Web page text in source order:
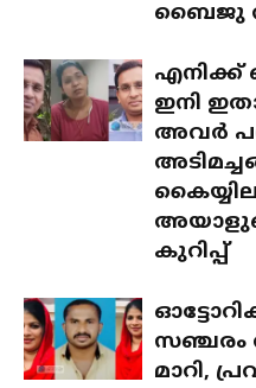
ബൈജു
എനിക്ക്
ഇനി
അവർ
കുറിപ്പ്
മാറി,